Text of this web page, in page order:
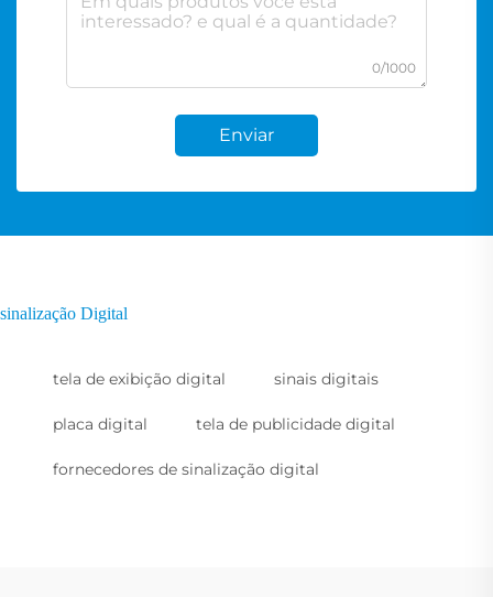
0/1000
Enviar
sinalização Digital
tela de exibição digital sinais digitais
placa digital tela de publicidade digital
fornecedores de sinalização digital